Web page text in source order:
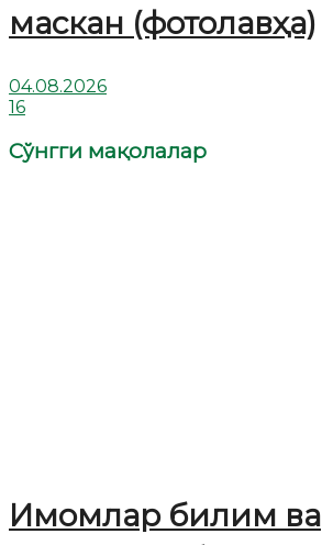
маскан (фотолавҳа)
04.08.2026
16
Сўнгги мақолалар
Имомлар билим ва